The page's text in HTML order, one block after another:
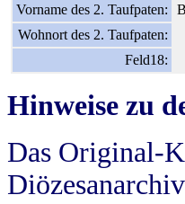
Vorname des 2. Taufpaten:
Wohnort des 2. Taufpaten:
Feld18:
Hinweise zu
Das Original-